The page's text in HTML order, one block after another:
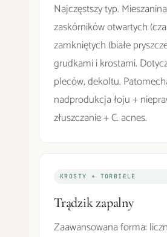
Najczęstszy typ. Mieszanina
zaskórników otwartych
zamkniętych (białe
grudkami i krostami.
pleców, dekoltu.
nadprodukcja łoju +
złuszczanie + C. acnes.
KROSTY + TORBIELE
Trądzik zapalny
Zaawansowana forma: